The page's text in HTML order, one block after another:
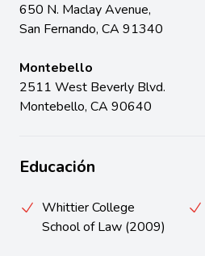
650 N. Maclay Avenue,
San Fernando, CA 91340
Montebello
2511 West Beverly Blvd.
Montebello, CA 90640
Educación
Whittier College
School of Law (2009)